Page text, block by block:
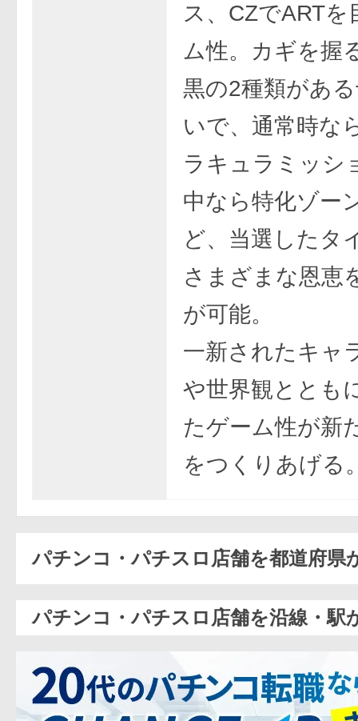
ス、CZでARTを
ム性。カギを握
黒の2種類があ
いで、通常時な
ラキュラミッシ
中なら特化ゾー
ど、当選したタ
さまざまな恩恵
が可能。
一新されたキャ
や世界観ととも
たゲーム性が新
をつくりあげる
パチンコ・パチスロ店舗を都道府県
パチンコ・パチスロ店舗を沿線・駅